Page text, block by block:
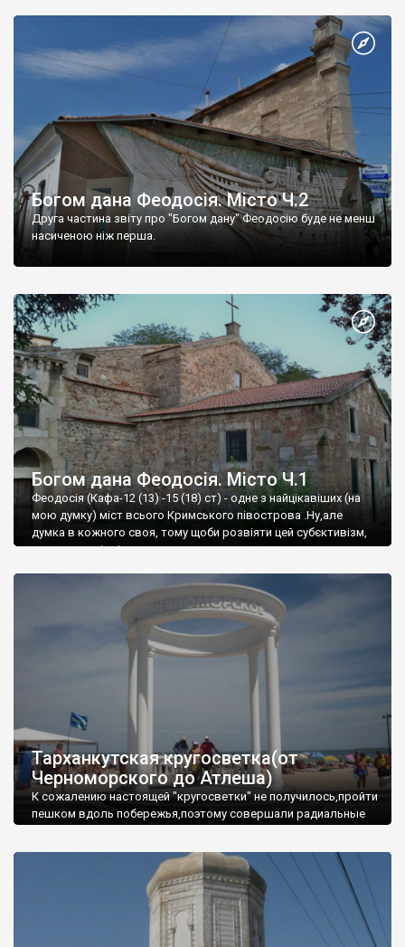
Богом дана Феодосія. Місто Ч.2
Друга частина звіту про "Богом дану" Феодосію буде не менш
насиченою ніж перша.
Богом дана Феодосія. Місто Ч.1
Феодосія (Кафа-12 (13) -15 (18) ст) - одне з найцікавіших (на
мою думку) міст всього Кримського півострова .Ну,але
думка в кожного своя, тому щоби розвіяти цей субєктивізм,
запрошую відвідати це
Тарханкутская кругосветка(от
Черноморского до Атлеша)
К сожалению настоящей "кругосветки" не получилось,пройти
пешком вдоль побережья,поэтому совершали радиальные